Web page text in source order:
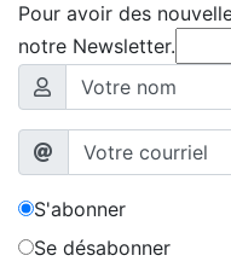
Pour avoir des
notre Newsletter.
S'abonner
Se désabonner